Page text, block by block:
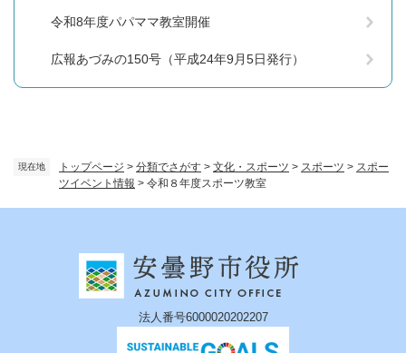
現在地 トップページ > 分類でさがす > 文化・スポーツ > スポーツ > スポー
ツイベント情報 > 令和８年度スポーツ教室
令和8年度パパママ教室開催
広報あづみの150号（平成24年9月5日発行）
法人番号6000020202207